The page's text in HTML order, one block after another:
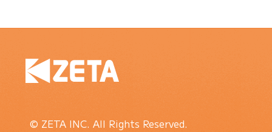
© ZETA INC. All Rights Reserved.